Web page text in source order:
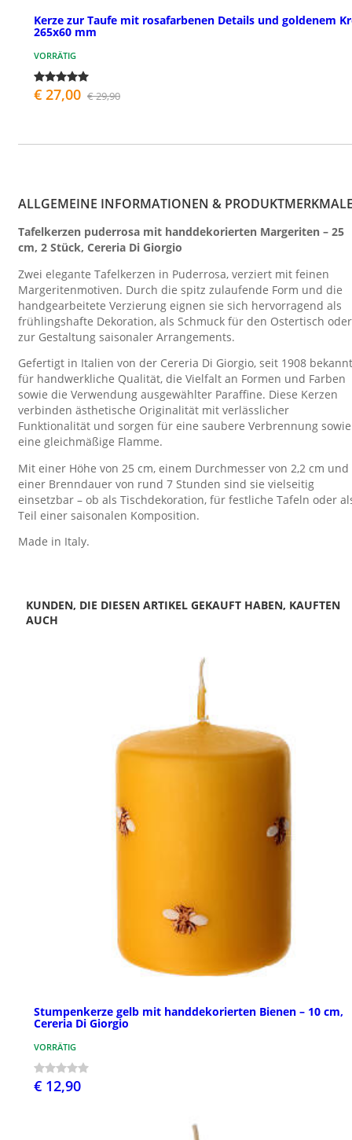
Kerze zur Taufe mit rosafarbenen Details und goldenem
265x60 mm
VORRÄTIG
€ 27,00 € 29,90
ALLGEMEINE INFORMATIONEN &
Tafelkerzen puderrosa mit handdekorierten Margeriten – 25
cm, 2 Stück, Cereria Di Giorgio
Zwei elegante Tafelkerzen in Puderrosa, verziert mit feinen
Margeritenmotiven. Durch die spitz zulaufende Form und die
handgearbeitete Verzierung eignen sie sich hervorragend als
frühlingshafte Dekoration, als Schmuck für den Ostertisch oder
zur Gestaltung saisonaler Arrangements.
Gefertigt in Italien von der Cereria Di Giorgio, seit 1908 bekannt
für handwerkliche Qualität, die Vielfalt an Formen und Farben
sowie die Verwendung ausgewählter Paraffine. Diese Kerzen
verbinden ästhetische Originalität mit verlässlicher
Funktionalität und sorgen für eine saubere Verbrennung sowie
eine gleichmäßige Flamme.
Mit einer Höhe von 25 cm, einem Durchmesser von 2,2 cm und
einer Brenndauer von rund 7 Stunden sind sie vielseitig
einsetzbar – ob als Tischdekoration, für festliche Tafeln oder
Teil einer saisonalen Komposition.
Made in Italy.
KUNDEN, DIE DIESEN ARTIKEL GEKAUFT HABEN, KAUFTEN
AUCH
Stumpenkerze gelb mit handdekorierten Bienen – 10 cm,
Cereria Di Giorgio
VORRÄTIG
€ 12,90